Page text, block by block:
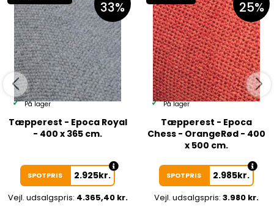
33%
På lager
Tæpperest - Epoca Royal
- 400 x 365 cm.
SPOTPRIS 2.925kr.
Vejl. udsalgspris: 4.365,40 kr.
25%
På lager
Tæpperest - Epoca
Chess - OrangeRød - 400
x 500 cm.
SPOTPRIS 2.985kr.
Vejl. udsalgspris: 3.980 kr.